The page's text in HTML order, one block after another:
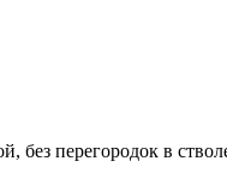
без перегородок в